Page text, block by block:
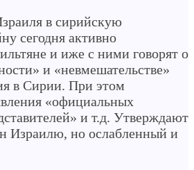
в сирийскую
сегодня активно
и иже с ними говорят о
и «невмешательстве»
в Сирии. При этом
«официальных
и т.д. Утверждают
Израилю, но ослабленный и